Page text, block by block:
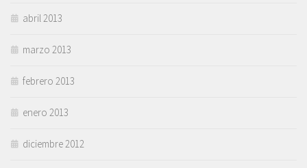
abril 2013
marzo 2013
febrero 2013
enero 2013
diciembre 2012